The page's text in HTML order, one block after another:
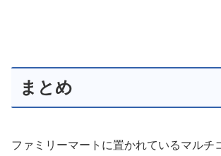
まとめ
ファミリーマートに置かれているマルチ